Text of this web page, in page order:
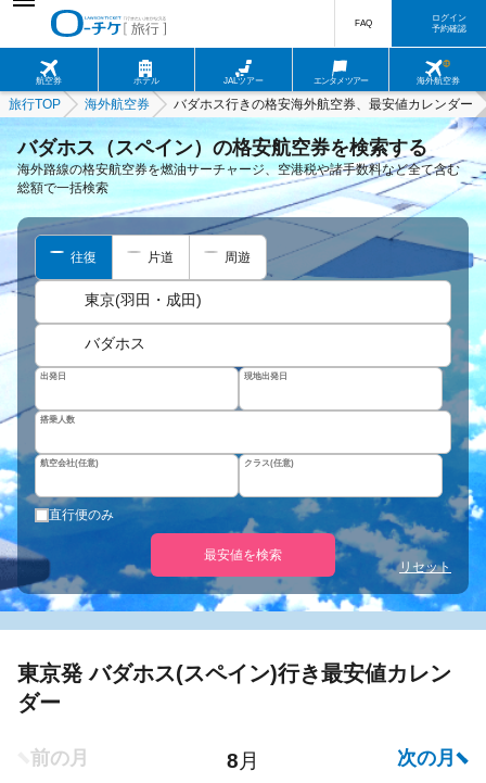
航空券 ホテル JALツアー エンタメツアー 海外航空券
FAQ
ログイン
予約確認
旅行TOP 海外航空券 バダホス行きの格安海外航空券、最安値カレンダー
バダホス（スペイン）の格安航空券を検索する
海外路線の格安航空券を燃油サーチャージ、空港税や諸手数料など全て含む
総額で一括検索
往復 片道 周遊
東京(羽田・成田)
バダホス
出発日 現地出発日
搭乗人数
航空会社(任意) クラス(任意)
直行便のみ
最安値を検索
リセット
東京発 バダホス(スペイン)行き最安値カレン
ダー